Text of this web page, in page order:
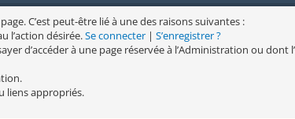
C’est peut-être lié à une des raisons suivantes :
l’action désirée.Se connecter | S’enregistrer ?
d’accéder à une page réservée à l’Administration ou
liens appropriés.